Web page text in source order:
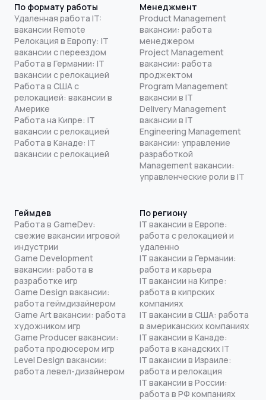
По формату работы
Удаленная работа IT:
вакансии Remote
Релокация в Европу: IT
вакансии с переездом
Работа в Германии: IT
вакансии с релокацией
Работа в США с
релокацией: вакансии в
Америке
Работа на Кипре: IT
вакансии с релокацией
Работа в Канаде: IT
вакансии с релокацией
Менеджмент
Product Management
вакансии: работа
менеджером
Project Management
вакансии: работа
проджектом
Program Management
вакансии в IT
Delivery Management
вакансии в IT
Engineering Management
вакансии: управление
разработкой
Management вакансии:
управленческие роли в IT
Геймдев
Работа в GameDev:
свежие вакансии игровой
индустрии
Game Development
вакансии: работа в
разработке игр
Game Design вакансии:
работа геймдизайнером
Game Art вакансии: работа
художником игр
Game Producer вакансии:
работа продюсером игр
Level Design вакансии:
работа левел-дизайнером
По региону
IT вакансии в Европе:
работа с релокацией и
удаленно
IT вакансии в Германии:
работа и карьера
IT вакансии на Кипре:
работа в кипрских
компаниях
IT вакансии в США: работа
в американских компаниях
IT вакансии в Канаде:
работа в канадских IT
IT вакансии в Израиле:
работа и релокация
IT вакансии в России:
работа в РФ компаниях